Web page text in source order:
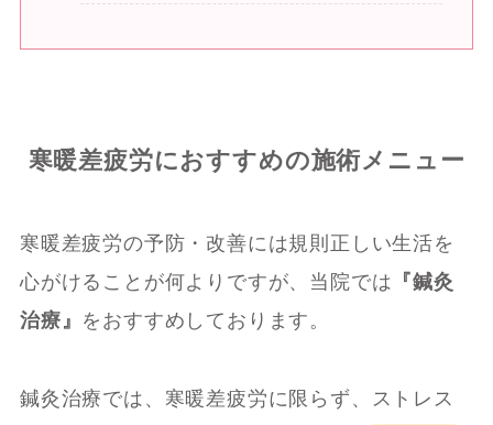
寒暖差疲労におすすめの施術メニュー
寒暖差疲労の予防・改善には規則正しい生活を
心がけることが何よりですが、当院では 『鍼灸
治療』 をおすすめしております。
鍼灸治療では、寒暖差疲労に限らず、ストレス